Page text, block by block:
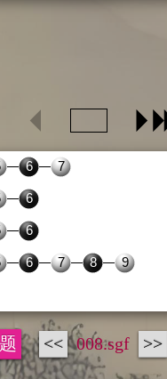
<< 008.sgf >>